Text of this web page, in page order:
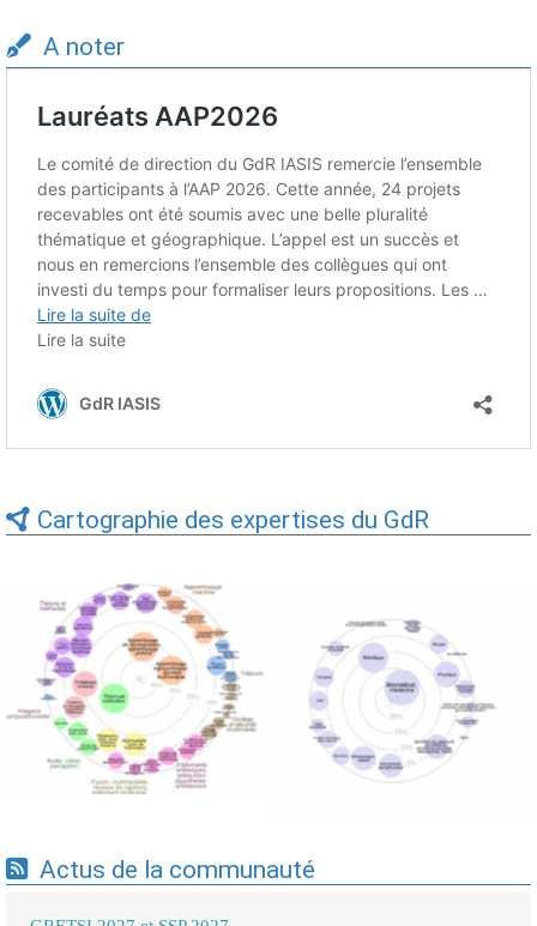
A noter
Cartographie des expertises du GdR
Expertises du GdR -
cartographie par Axes -
19/09/2025
Expertises du GdR -
cartographie par mots-clés
applicatifs - 19/09/2025
Actus de la communauté